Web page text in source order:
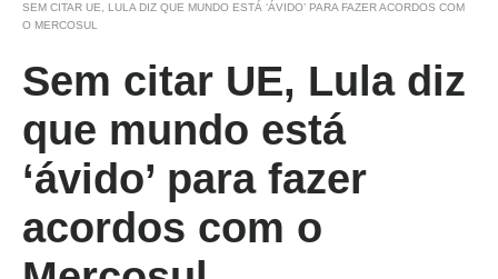
SEM CITAR UE, LULA DIZ QUE MUNDO ESTÁ ‘ÁVIDO’ PARA FAZER ACORDOS COM
O MERCOSUL
Sem citar UE, Lula diz
que mundo está
‘ávido’ para fazer
acordos com o